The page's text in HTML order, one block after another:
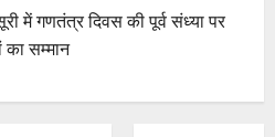
में गणतंत्र दिवस की पूर्व संध्या पर
का सम्मान